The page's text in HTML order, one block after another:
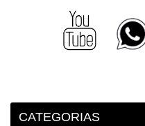
CATEGORIAS